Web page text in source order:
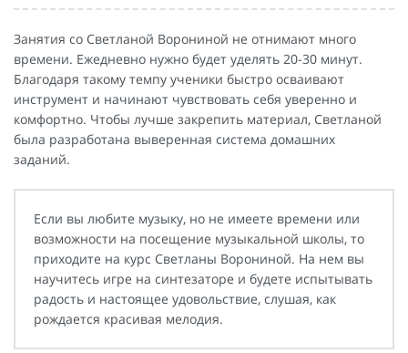
Занятия со Светланой Ворониной не отнимают много
времени. Ежедневно нужно будет уделять 20-30 минут.
Благодаря такому темпу ученики быстро осваивают
инструмент и начинают чувствовать себя уверенно и
комфортно. Чтобы лучше закрепить материал, Светланой
была разработана выверенная система домашних
заданий.
Если вы любите музыку, но не имеете времени или
возможности на посещение музыкальной школы, то
приходите на курс Светланы Ворониной. На нем вы
научитесь игре на синтезаторе и будете испытывать
радость и настоящее удовольствие, слушая, как
рождается красивая мелодия.